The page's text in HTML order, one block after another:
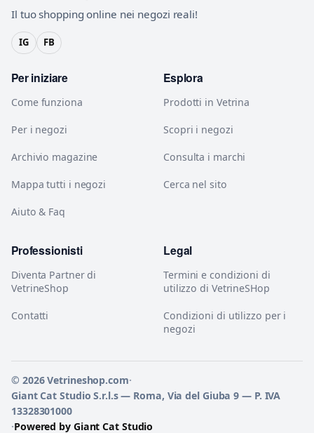
Il tuo shopping online nei negozi reali!
IG FB
Per iniziare
Come funziona
Per i negozi
Archivio magazine
Mappa tutti i negozi
Aiuto & Faq
Esplora
Prodotti in Vetrina
Scopri i negozi
Consulta i marchi
Cerca nel sito
Professionisti
Diventa Partner di
VetrineShop
Contatti
Legal
Termini e condizioni di
utilizzo di VetrineSHop
Condizioni di utilizzo per i
negozi
© 2026 Vetrineshop.com·
Giant Cat Studio S.r.l.s — Roma, Via del Giuba 9 — P. IVA
13328301000
·Powered by Giant Cat Studio